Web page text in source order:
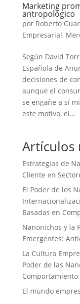
Marketing
antropológico
por Roberto
Empresarial,
Según David
Española de
decisiones de
aunque el
se engañe a sí
este motivo, el...
Artículos
Estrategias de
Cliente en
El Poder de los
Basadas en
Nanonichos y la
Emergentes:
La Cultura
Poder de las
Comportamiento
El mundo